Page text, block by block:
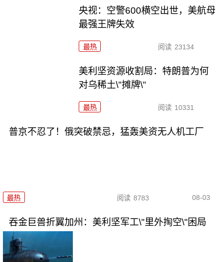
央视：空警600横空出世，美航母
最强王牌失效
最热 阅读 23134
美利坚资源收割局：特朗普为何
对乌稀土\"摊牌\"
最热 阅读 10331
普京不忍了！俄突破禁忌，猛轰美资无人机工厂
最热 阅读 8783 08-03
吞金巨兽折翼加州：美利坚军工\"里外掏空\"困局